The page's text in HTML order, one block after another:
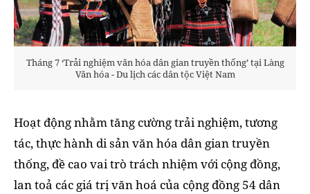
Tháng 7 ‘Trải nghiệm văn hóa dân gian truyền thống’ tại Làng
Văn hóa - Du lịch các dân tộc Việt Nam
Hoạt động nhằm tăng cường trải nghiệm, tương
tác, thực hành di sản văn hóa dân gian truyền
thống, đề cao vai trò trách nhiệm với cộng đồng,
lan toả các giá trị văn hoá của cộng đồng 54 dân